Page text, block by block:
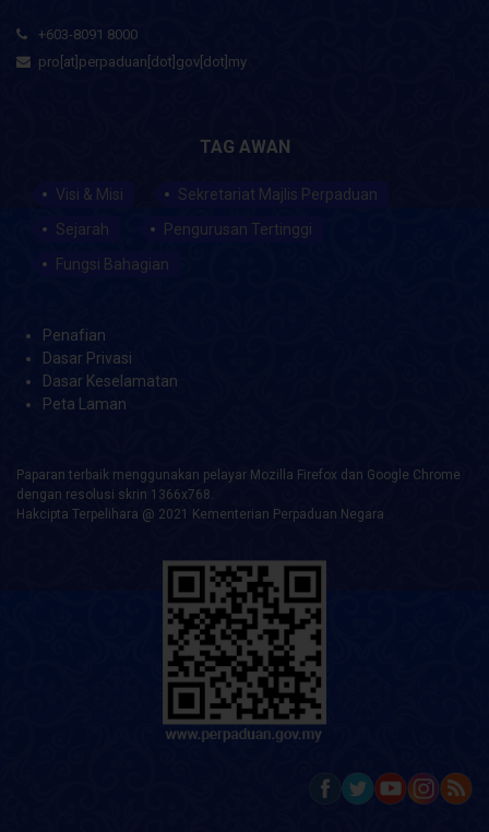
+603-8091 8000
pro[at]perpaduan[dot]gov[dot]my
TAG AWAN
Visi & Misi
Sekretariat Majlis Perpaduan
Sejarah
Pengurusan Tertinggi
Fungsi Bahagian
Penafian
Dasar Privasi
Dasar Keselamatan
Peta Laman
Paparan terbaik menggunakan pelayar Mozilla Firefox dan Google Chrome
dengan resolusi skrin 1366x768.
Hakcipta Terpelihara @ 2021 Kementerian Perpaduan Negara